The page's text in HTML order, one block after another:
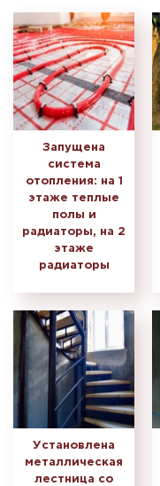
Запущена
система
отопления: на 1
этаже теплые
полы и
радиаторы, на 2
этаже
радиаторы
Установлена
металлическая
лестница со